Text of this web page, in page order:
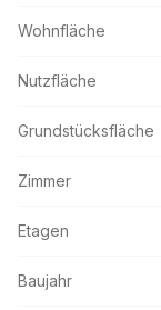
Wohnfläche
Nutzfläche
Grundstücksfläche
Zimmer
Etagen
Baujahr